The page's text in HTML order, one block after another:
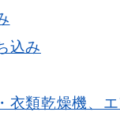
込み
衣類乾燥機、